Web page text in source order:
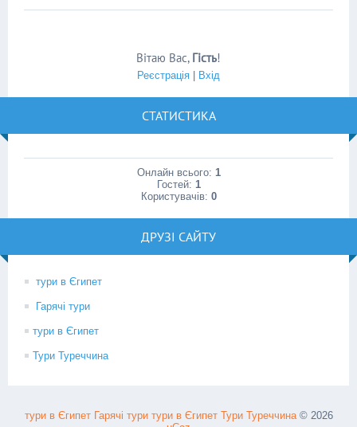
Вітаю Вас, Гість!
Реєстрація Вхід
СТАТИСТИКА
Онлайн всього: 1
Гостей: 1
Користувачів: 0
ДРУЗІ САЙТУ
тури в Єгипет
Гарячі тури
тури в Єгипет
Тури Туреччина
тури в Єгипет Гарячі тури тури в Єгипет Тури Туреччина© 2026